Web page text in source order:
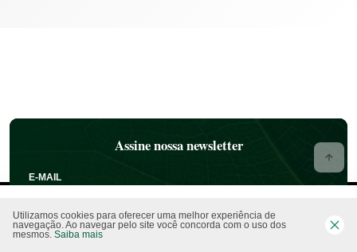
Assine nossa newsletter
E-MAIL
Utilizamos cookies para oferecer uma melhor experiência de
navegação. Ao navegar pelo site você concorda com o uso dos
mesmos. Saiba mais